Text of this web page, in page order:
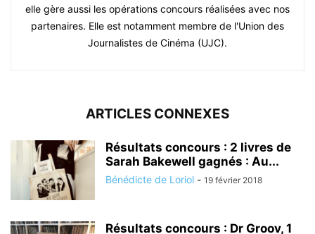
elle gère aussi les opérations concours réalisées avec nos
partenaires. Elle est notamment membre de l'Union des
Journalistes de Cinéma (UJC).
ARTICLES CONNEXES
Résultats concours : 2 livres de
Sarah Bakewell gagnés : Au...
Bénédicte de Loriol - 19 février 2018
Résultats concours : Dr Groov, 1